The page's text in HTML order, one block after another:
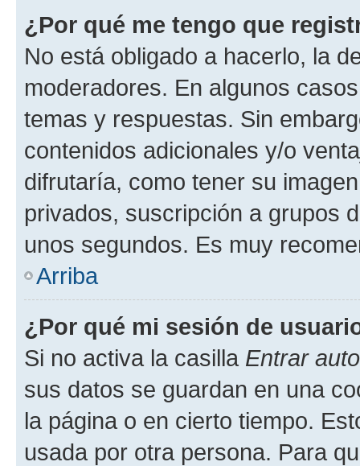
¿Por qué me tengo que
No está obligado a hacerlo, la
moderadores. En algunos
temas y respuestas. Sin
contenidos adicionales y/o
difrutaría, como tener su
privados, suscripción a grupos
unos segundos. Es muy
Arriba
¿Por qué mi sesión de
Si no activa la casilla Entrar
sus datos se guardan en una
la página o en cierto tiempo.
usada por otra persona. Para